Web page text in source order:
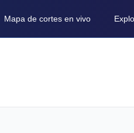
Mapa de cortes en vivo